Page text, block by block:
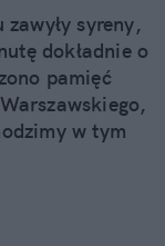
syreny,
dokładnie o
pamięć
w tym